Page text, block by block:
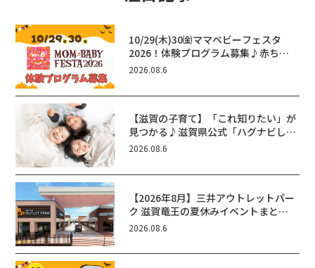
10/29(木)30㈮ママベビーフェスタ
2026！体験プログラム募集♪赤ちゃ
ん向けイベントに出演しませんか？
2026.08.6
【滋賀の子育て】「これ知りたい」が
見つかる♪滋賀県公式「ハグナビし
が」使ってる？おでかけ・制度・子育
2026.08.6
【2026年8月】三井アウトレットパー
ク 滋賀竜王の夏休みイベントまと
め！びしょぬれ水あそび・激辛グル
ん！
2026.08.6